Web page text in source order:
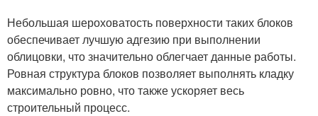
Небольшая шероховатость поверхности таких блоков
обеспечивает лучшую адгезию при выполнении
облицовки, что значительно облегчает данные работы.
Ровная структура блоков позволяет выполнять кладку
максимально ровно, что также ускоряет весь
строительный процесс.